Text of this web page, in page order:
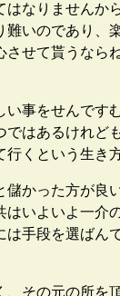
なりませんか
いのであり
せて貰うな
事をせんです
はあるけれど
くという生き方
かった方が良
いよいよ一
手段を選ばん
その元の所を